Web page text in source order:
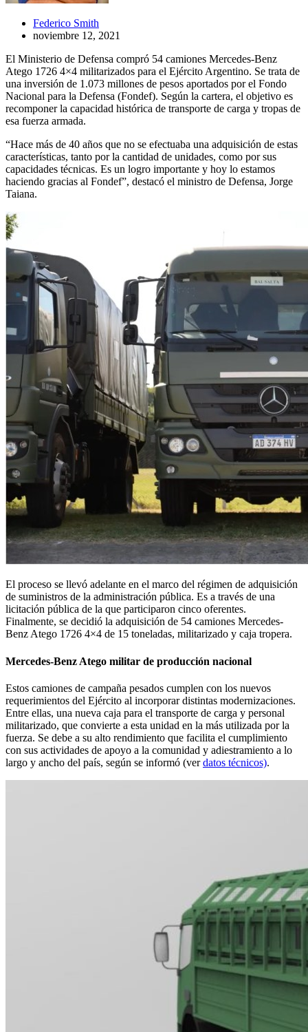
Federico Smith
noviembre 12, 2021
El Ministerio de Defensa compró 54 camiones Mercedes-Benz
Atego 1726 4×4 militarizados para el Ejército Argentino. Se trata de
una inversión de 1.073 millones de pesos aportados por el Fondo
Nacional para la Defensa (Fondef). Según la cartera, el objetivo es
recomponer la capacidad histórica de transporte de carga y tropas de
esa fuerza armada.
“Hace más de 40 años que no se efectuaba una adquisición de estas
características, tanto por la cantidad de unidades, como por sus
capacidades técnicas. Es un logro importante y hoy lo estamos
haciendo gracias al Fondef”, destacó el ministro de Defensa, Jorge
Taiana.
El proceso se llevó adelante en el marco del régimen de adquisición
de suministros de la administración pública. Es a través de una
licitación pública de la que participaron cinco oferentes.
Finalmente, se decidió la adquisición de 54 camiones Mercedes-
Benz Atego 1726 4×4 de 15 toneladas, militarizado y caja tropera.
Mercedes-Benz Atego militar de producción nacional
Estos camiones de campaña pesados cumplen con los nuevos
requerimientos del Ejército al incorporar distintas modernizaciones.
Entre ellas, una nueva caja para el transporte de carga y personal
militarizado, que convierte a esta unidad en la más utilizada por la
fuerza. Se debe a su alto rendimiento que facilita el cumplimiento
con sus actividades de apoyo a la comunidad y adiestramiento a lo
largo y ancho del país, según se informó (verdatos técnicos).